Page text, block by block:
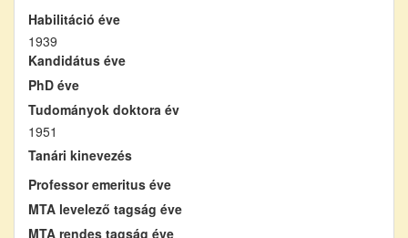
Habilitáció éve
1939
Kandidátus éve
PhD éve
Tudományok doktora év
1951
Tanári kinevezés
Professor emeritus éve
MTA levelező tagság éve
MTA rendes tagság éve